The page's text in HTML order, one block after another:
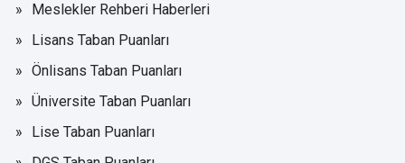
Meslekler Rehberi Haberleri
Lisans Taban Puanları
Önlisans Taban Puanları
Üniversite Taban Puanları
Lise Taban Puanları